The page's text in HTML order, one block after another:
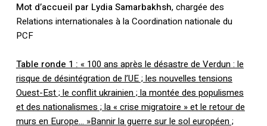
Mot d’accueil par Lydia Samarbakhsh, chargée des
Relations internationales à la Coordination nationale du
PCF
Table ronde 1 : « 100 ans après le désastre de Verdun : le
risque de désintégration de l’UE ; les nouvelles tensions
Ouest-Est ; le conflit ukrainien ; la montée des populismes
et des nationalismes ; la « crise migratoire » et le retour de
murs en Europe… »Bannir la guerre sur le sol européen ;